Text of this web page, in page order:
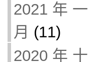
2021 年 一
月 (11)
2020 年 十